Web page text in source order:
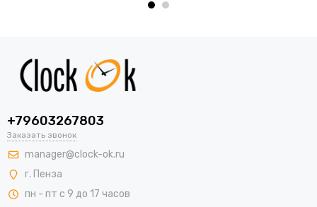
+79603267803
Заказать звонок
manager@clock-ok.ru
г. Пенза
пн - пт с 9 до 17 часов